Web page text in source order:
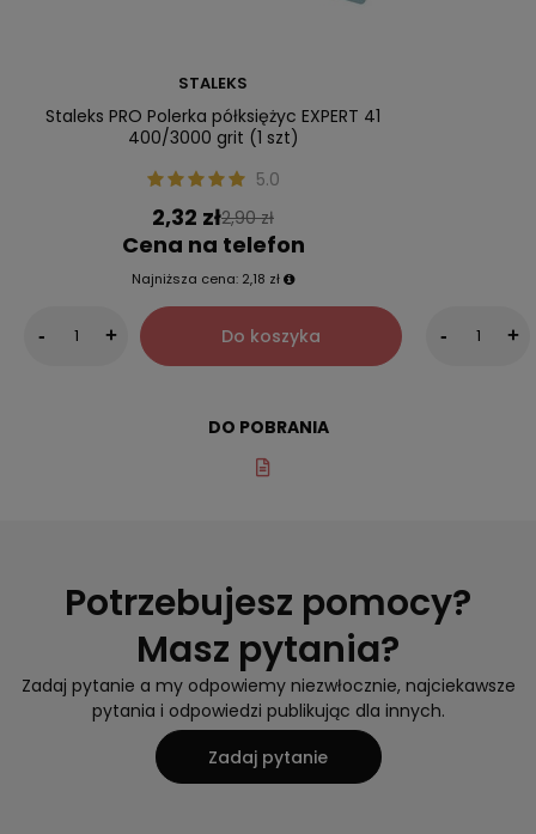
STALEKS
Staleks PRO Polerka półksiężyc EXPERT 41
400/3000 grit (1 szt)
5.0
2,32 zł2,90 zł
Cena na telefon
Najniższa cena: 2,18 zł
- + Do koszyka - +
DO POBRANIA
Potrzebujesz pomocy?
Masz pytania?
Zadaj pytanie a my odpowiemy niezwłocznie, najciekawsze
pytania i odpowiedzi publikując dla innych.
Zadaj pytanie